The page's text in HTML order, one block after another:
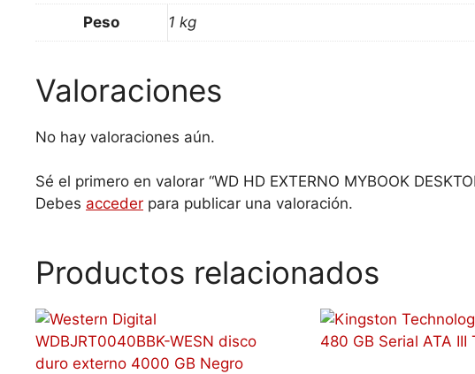
Peso 1 kg
Valoraciones
No hay valoraciones aún.
Sé el primero en valorar “WD HD EXTERNO MYBOOK
Debes acceder para publicar una valoración.
Productos relacionados